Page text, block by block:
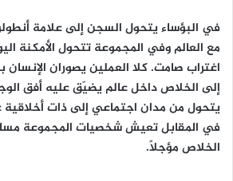
في البؤساء يتحول السجن إلى علامة
مع العالم وفي المجموعة تتحول الأمكنة
اغتراب صامت. كلا العملين يصوران
إلى الخلاص داخل عالم يضيّق عليه أفق
يتحول من مدان اجتماعي إلى ذات أخلاقية
في المقابل تعيش شخصيات المجموعة
الخلاص مؤجلاً.